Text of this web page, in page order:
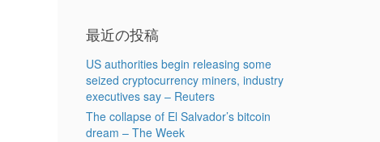
最近の投稿
US authorities begin releasing some
seized cryptocurrency miners, industry
executives say – Reuters
The collapse of El Salvador’s bitcoin
dream – The Week